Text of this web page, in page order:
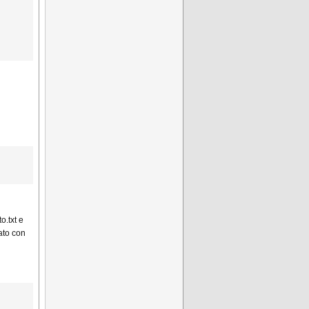
e
con